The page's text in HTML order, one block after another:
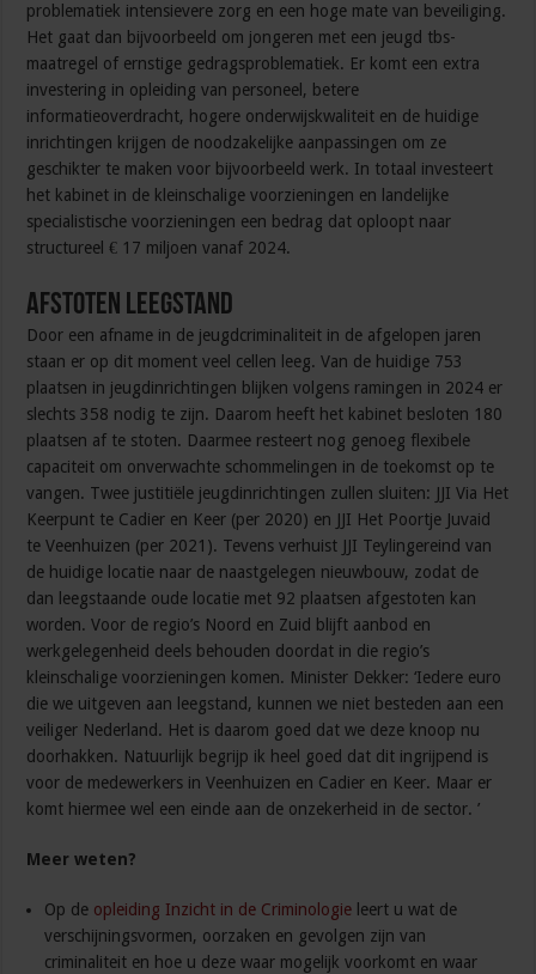
problematiek intensievere zorg en een hoge mate van beveiliging.
Het gaat dan bijvoorbeeld om jongeren met een jeugd tbs-
maatregel of ernstige gedragsproblematiek. Er komt een extra
investering in opleiding van personeel, betere
informatieoverdracht, hogere onderwijskwaliteit en de huidige
inrichtingen krijgen de noodzakelijke aanpassingen om ze
geschikter te maken voor bijvoorbeeld werk. In totaal investeert
het kabinet in de kleinschalige voorzieningen en landelijke
specialistische voorzieningen een bedrag dat oploopt naar
structureel € 17 miljoen vanaf 2024.
Afstoten leegstand
Door een afname in de jeugdcriminaliteit in de afgelopen jaren
staan er op dit moment veel cellen leeg. Van de huidige 753
plaatsen in jeugdinrichtingen blijken volgens ramingen in 2024 er
slechts 358 nodig te zijn. Daarom heeft het kabinet besloten 180
plaatsen af te stoten. Daarmee resteert nog genoeg flexibele
capaciteit om onverwachte schommelingen in de toekomst op te
vangen. Twee justitiële jeugdinrichtingen zullen sluiten: JJI Via Het
Keerpunt te Cadier en Keer (per 2020) en JJI Het Poortje Juvaid
te Veenhuizen (per 2021). Tevens verhuist JJI Teylingereind van
de huidige locatie naar de naastgelegen nieuwbouw, zodat de
dan leegstaande oude locatie met 92 plaatsen afgestoten kan
worden. Voor de regio’s Noord en Zuid blijft aanbod en
werkgelegenheid deels behouden doordat in die regio’s
kleinschalige voorzieningen komen. Minister Dekker: ‘Iedere euro
die we uitgeven aan leegstand, kunnen we niet besteden aan een
veiliger Nederland. Het is daarom goed dat we deze knoop nu
doorhakken. Natuurlijk begrijp ik heel goed dat dit ingrijpend is
voor de medewerkers in Veenhuizen en Cadier en Keer. Maar er
komt hiermee wel een einde aan de onzekerheid in de sector. ’
Meer weten?
Op de opleiding Inzicht in de Criminologie leert u wat de
verschijningsvormen, oorzaken en gevolgen zijn van
criminaliteit en hoe u deze waar mogelijk voorkomt en waar